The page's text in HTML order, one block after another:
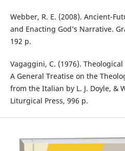
Webber, R. E. (2008). Ancient-
and Enacting God’s Narrative.
192 p.
Vagaggini, C. (1976).
A General Treatise on the
from the Italian by L. J. Doyle, &
Liturgical Press, 996 p.